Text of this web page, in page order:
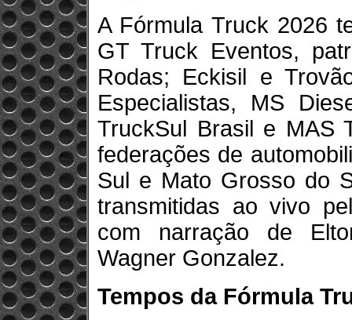
A Fórmula Truck 2026
GT Truck Eventos,
Rodas; Eckisil e
Especialistas, MS
TruckSul Brasil e MAS
federações de
Sul e Mato Grosso do
transmitidas ao vivo
com narração de
Wagner Gonzalez.
Tempos da Fórmula